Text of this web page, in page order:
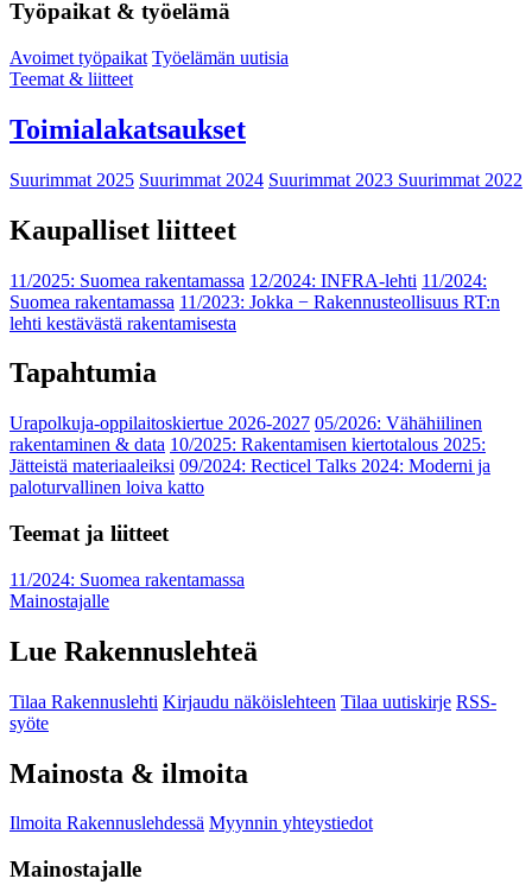
Työpaikat & työelämä
Avoimet työpaikat Työelämän uutisia
Teemat & liitteet
Toimialakatsaukset
Suurimmat 2025 Suurimmat 2024 Suurimmat 2023 Suurimmat 2022
Kaupalliset liitteet
11/2025: Suomea rakentamassa 12/2024: INFRA-lehti 11/2024:
Suomea rakentamassa 11/2023: Jokka − Rakennusteollisuus RT:n
lehti kestävästä rakentamisesta
Tapahtumia
Urapolkuja-oppilaitoskiertue 2026-2027 05/2026: Vähähiilinen
rakentaminen & data 10/2025: Rakentamisen kiertotalous 2025:
Jätteistä materiaaleiksi 09/2024: Recticel Talks 2024: Moderni ja
paloturvallinen loiva katto
Teemat ja liitteet
11/2024: Suomea rakentamassa
Mainostajalle
Lue Rakennuslehteä
Tilaa Rakennuslehti Kirjaudu näköislehteen Tilaa uutiskirje RSS-
syöte
Mainosta & ilmoita
Ilmoita Rakennuslehdessä Myynnin yhteystiedot
Mainostajalle